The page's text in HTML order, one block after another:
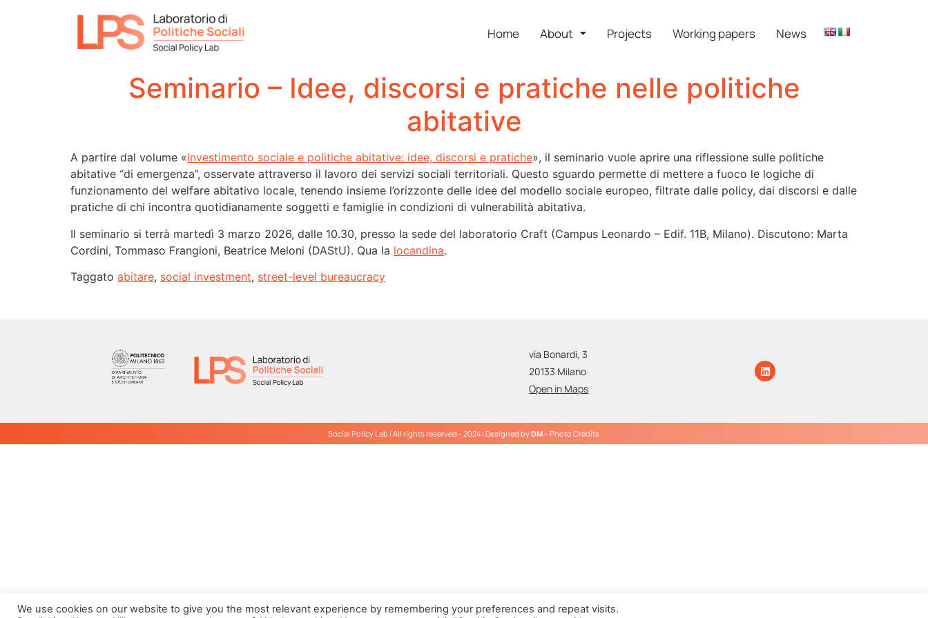
Home About Projects Working papers News
Seminario – Idee, discorsi e pratiche nelle politiche
abitative
A partire dal volume «Investimento sociale e politiche abitative: idee, discorsi e pratiche», il seminario vuole aprire una riflessione sulle politiche
abitative “di emergenza”, osservate attraverso il lavoro dei servizi sociali territoriali. Questo sguardo permette di mettere a fuoco le logiche di
funzionamento del welfare abitativo locale, tenendo insieme l’orizzonte delle idee del modello sociale europeo, filtrate dalle policy, dai discorsi e dalle
pratiche di chi incontra quotidianamente soggetti e famiglie in condizioni di vulnerabilità abitativa.
Il seminario si terrà martedì 3 marzo 2026, dalle 10.30, presso la sede del laboratorio Craft (Campus Leonardo – Edif. 11B, Milano). Discutono: Marta
Cordini, Tommaso Frangioni, Beatrice Meloni (DAStU). Qua la locandina.
Taggato abitare, social investment, street-level bureaucracy
via Bonardi, 3
20133 Milano
Open in Maps
Social Policy Lab | All rights reserved - 2024 | Designed byDM--Photo Credits
We use cookies on our website to give you the most relevant experience by remembering your preferences and repeat visits.